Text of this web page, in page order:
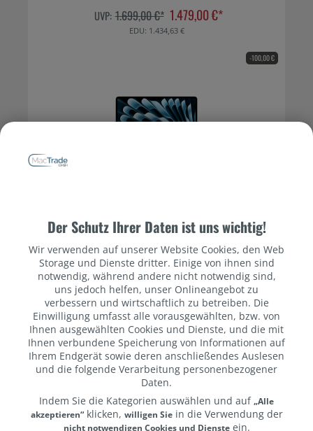
UVP: 1.699,00 €* 1.479,00 €*
EDU: 1.434,63 €
-100,00 €
GB - 512 GB SSD - Himmelblau - 2026 - Kein
UVP: 1.399,00 €* 1.299,00 €*
EDU: 1.260,03 €
-180,00 €
Der Schutz Ihrer Daten ist uns wichtig!
Wir verwenden auf unserer Website Cookies, den Web
Storage und Dienste dritter. Einige von ihnen sind
notwendig, während andere nicht notwendig sind,
uns jedoch helfen, unser Onlineangebot zu
verbessern und wirtschaftlich zu betreiben. Die
Einwilligung umfasst alle vorausgewählten, bzw. von
Ihnen ausgewählten Cookies und Dienste, und die mit
Ihnen verbundene Speicherung von Informationen auf
Ihrem Endgerät sowie deren anschließendes Auslesen
und die folgende Verarbeitung personenbezogener
Daten.
Indem Sie die Kategorien auswählen und auf„Alle
akzeptieren“klicken, willigen Siein die Verwendung der
nicht notwendigen Cookies und Diensteein.